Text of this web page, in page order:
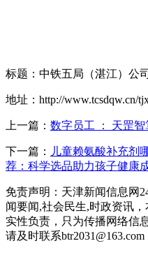
标题：中铁五局（湛江）公
地址：http://www.tcsdqw.cn/
上一篇： 数字员工 ： 天罡
下一篇：
儿童赖氨酸补充剂
荐：科学选品助力孩子健康
免责声明：天津新闻信息网
闻要闻,社会民生,时政资讯
实性负责，只为传播网络信
请及时联系